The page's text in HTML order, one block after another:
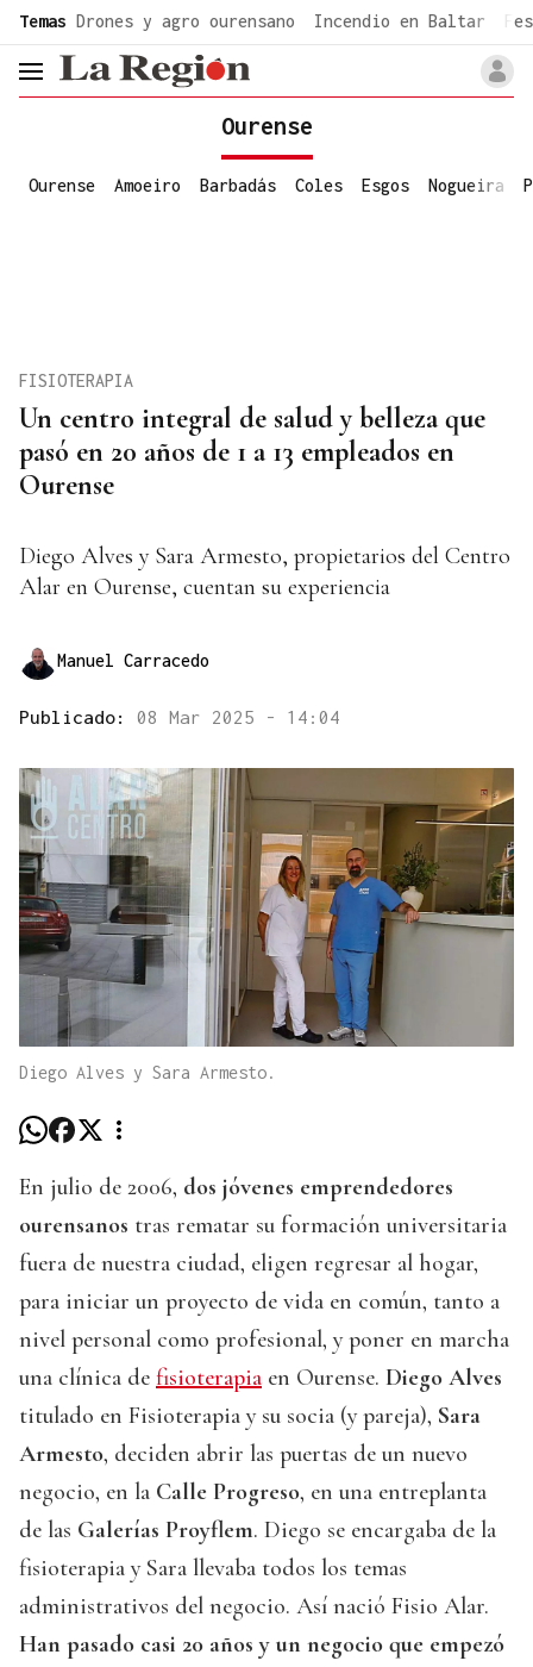
Temas Drones y agro ourensano Incendio en Baltar
header.menu.open
Ourense
Ourense Amoeiro Barbadás Coles Esgos Nogueira
Un centro integral de salud y belleza que
pasó en 20 años de 1 a 13 empleados en
Ourense
FISIOTERAPIA
Diego Alves y Sara Armesto, propietarios del Centro
Alar en Ourense, cuentan su experiencia
Manuel Carracedo
Publicado: 08 Mar 2025 - 14:04
Diego Alves y Sara Armesto.
En julio de 2006, dos jóvenes emprendedores
ourensanos tras rematar su formación universitaria
fuera de nuestra ciudad, eligen regresar al hogar,
para iniciar un proyecto de vida en común, tanto a
nivel personal como profesional, y poner en marcha
una clínica de fisioterapia en Ourense. Diego Alves
titulado en Fisioterapia y su socia (y pareja), Sara
Armesto, deciden abrir las puertas de un nuevo
negocio, en la Calle Progreso, en una entreplanta
de las Galerías Proyflem. Diego se encargaba de la
fisioterapia y Sara llevaba todos los temas
administrativos del negocio. Así nació Fisio Alar.
Han pasado casi 20 años y un negocio que empezó